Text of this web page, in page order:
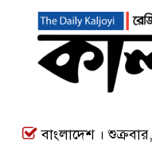
বাংলাদেশ ।